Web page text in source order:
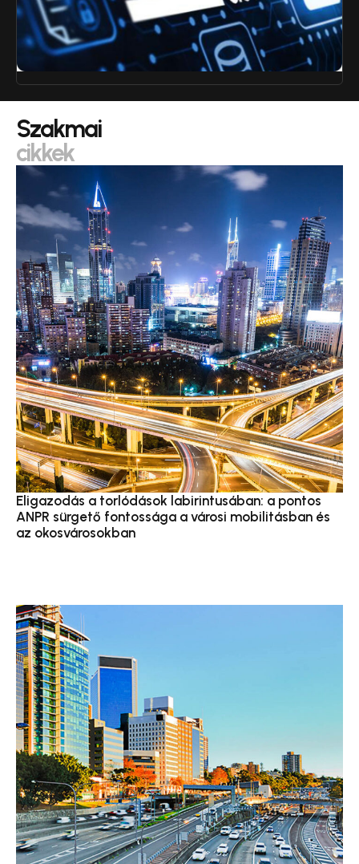
Szakmai
cikkek
Eligazodás a torlódások labirintusában: a pontos
ANPR sürgető fontossága a városi mobilitásban és
az okosvárosokban